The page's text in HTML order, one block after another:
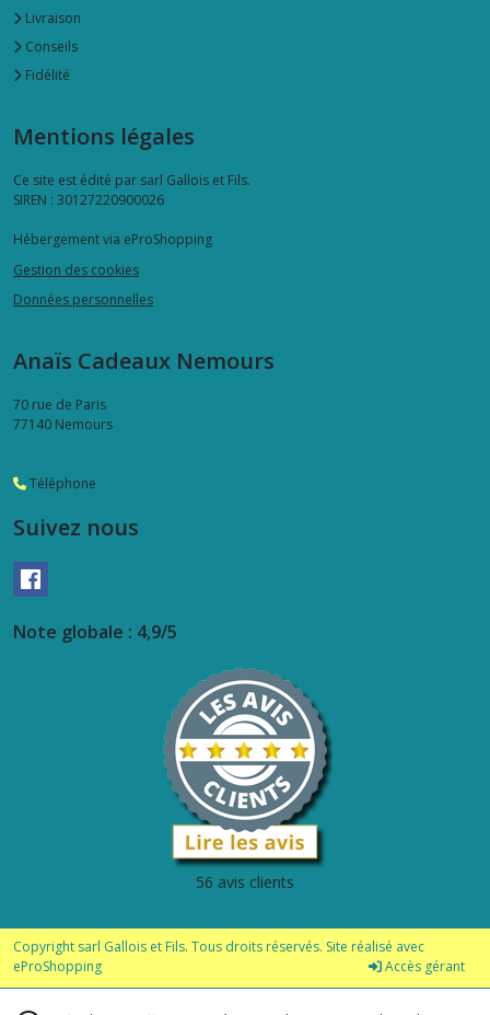
Livraison
Conseils
Fidélité
Mentions légales
Ce site est édité par sarl Gallois et Fils.
SIREN : 30127220900026
Hébergement via eProShopping
Gestion des cookies
Données personnelles
Anaïs Cadeaux Nemours
70 rue de Paris
77140 Nemours
Téléphone
Suivez nous
Note globale : 4,9/5
56 avis clients
Copyright sarl Gallois et Fils. Tous droits réservés. Site réalisé avec
eProShopping
Accès gérant